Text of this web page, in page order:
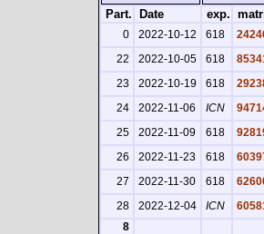
Part. Date exp.
0 2022-10-12 618
22
2022-10-05 618
23
2022-10-19 618
24
2022-11-06 ICN
25
2022-11-09 618
26
2022-11-23 618
27
2022-11-30 618
28
2022-12-04 ICN
8